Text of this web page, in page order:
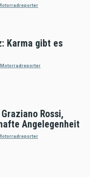
Karma gibt es
Motorradreporter
Rossi,
Angelegenheit